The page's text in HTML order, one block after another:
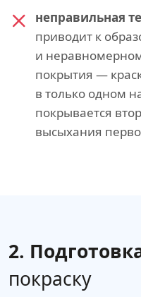
неправильная
приводит к
и
покрытия —
в только одном
покрывается
высыхания
2.
покраску